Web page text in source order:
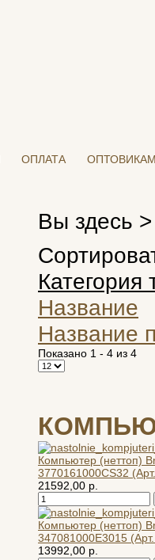
ОПЛАТА
Вы здесь
Категория
Название
Название
Показано 1 - 4 из 4
Компьютер (неттоп)
3770161000CS32
21592,00 р.
Компьютер (неттоп)
347081000E3015
13992,00 р.